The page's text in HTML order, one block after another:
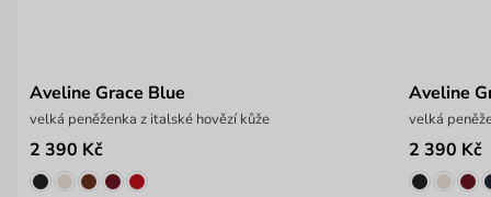
Aveline Grace Blue
velká peněženka z italské hovězí kůže
2 390 Kč
Aveline
velká
2 390 Kč